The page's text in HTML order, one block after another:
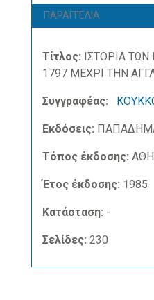
ΠΑΡΑΓΓΕΛΙΑ
Τίτλος: ΙΣΤΟΡΙΑ
1797 ΜΕΧΡΙ ΤΗΝ
Συγγραφέας:
Εκδόσεις:
Τόπος έκδοσης:
Έτος έκδοσης: 1985
Κατάσταση: -
Σελίδες: 230